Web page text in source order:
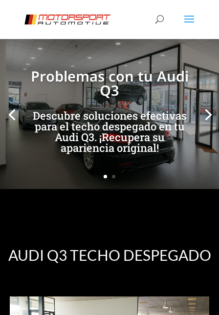
Problemas con tu Audi
Q3
Descubre soluciones efectivas
para el techo despegado en tu
Audi Q3. ¡Recupera su
apariencia original!
[/et_pb_slide] [/et_pb_slide]
AUDI Q3 TECHO DESPEGADO